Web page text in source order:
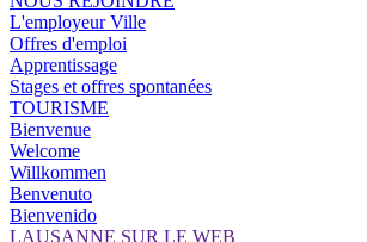
L'employeur Ville
Offres d'emploi
Apprentissage
Stages et offres spontanées
TOURISME
Bienvenue
Welcome
Willkommen
Benvenuto
Bienvenido
LAUSANNE SUR LE WEB